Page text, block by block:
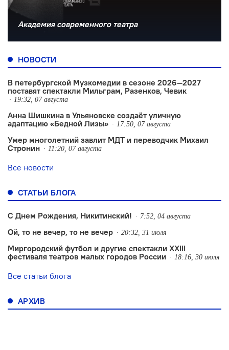
Академия современного театра
НОВОСТИ
В петербургской Музкомедии в сезоне 2026—2027
поставят спектакли Мильграм, Разенков, Чевик
19:32, 07 августа
Анна Шишкина в Ульяновске создаëт уличную
адаптацию «Бедной Лизы»
17:50, 07 августа
Умер многолетний завлит МДТ и переводчик Михаил
Стронин
11:20, 07 августа
Все новости
СТАТЬИ БЛОГА
С Днем Рождения, Никитинский! 7:52, 04 августа
Ой, то не вечер, то не вечер 20:32, 31 июля
Миргородский футбол и другие спектакли XXIII
фестиваля театров малых городов России
18:16, 30 июля
Все статьи блога
АРХИВ